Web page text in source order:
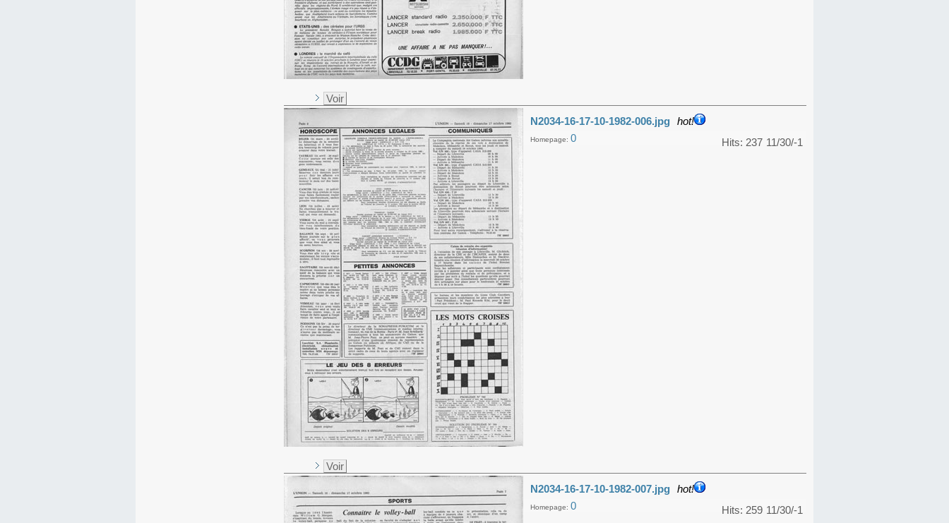
Voir
N2034-16-17-10-1982-006.jpg hot!
11/30/-1
Hits: 237
Homepage: 0
Voir
N2034-16-17-10-1982-007.jpg hot!
11/30/-1
Hits: 259
Homepage: 0